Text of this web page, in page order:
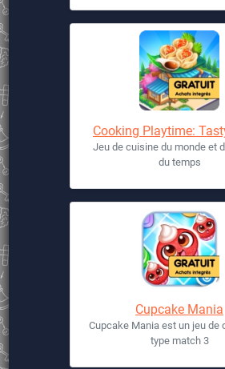
Cooking Playtime:
Jeu de cuisine du monde et
du temps
Cupcake Mania
Cupcake Mania est un jeu de
type match 3